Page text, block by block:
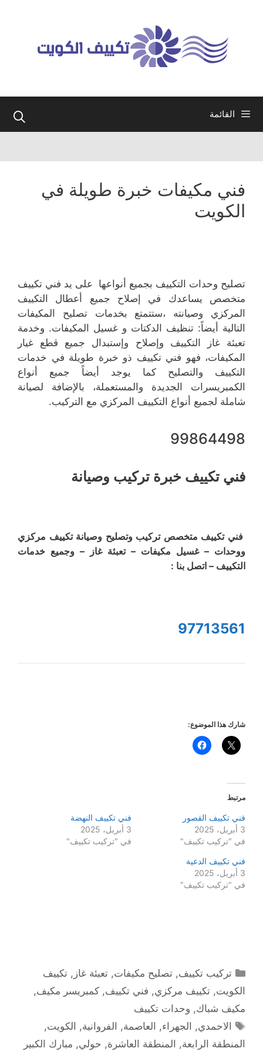
القائمة
فني مكيفات خبرة طويلة في
الكويت
تصليح وحدات التكييف بجميع أنواعها على يد فني تكييف
متخصص يساعدك في إصلاح جميع أعطال التكييف
المركزي وصيانته ،ستتمتع بخدمات تصليح المكيفات
التالية أيضاً: تنظيف الدكتات و غسيل المكيفات. وخدمة
تعبئة غاز التكييف وإصلاح وإستبدال جميع قطع غيار
المكيفات، فهو فني تكييف ذو خبرة طويلة في خدمات
التكييف والتصليح كما يوجد أيضاً جميع أنواع
الكمبريسرات الجديدة والمستعملة، بالإضافة لصيانة
شاملة لجميع أنواع التكييف المركزي مع التركيب.
99864498
فني تكييف خبرة تركيب وصيانة
فني تكييف متخصص تركيب وتصليح وصيانة تكييف مركزي
ووحدات – غسيل مكيفات – تعبئة غاز – وجميع خدمات
التكييف – اتصل بنا :
97713561
شارك هذا الموضوع:
مرتبط
فني تكييف القصور
3 أبريل، 2025
في "تركيب تكييف"
فني تكييف النهضة
3 أبريل، 2025
في "تركيب تكييف"
فني تكييف الدعية
3 أبريل، 2025
في "تركيب تكييف"
التصنيفات
تركيب تكييف,تصليح مكيفات,تعبئة غاز ,تكييف
الكويت, تكييف مركزي, فني تكييف, كمبريسر مكيف,
مكيف شباك, وحدات تكييف
الوسوم
الاحمدي, الجهراء, العاصمة, الفروانية, الكويت,
المنطقة الرابعة, المنطقة العاشرة, حولي, مبارك الكبير